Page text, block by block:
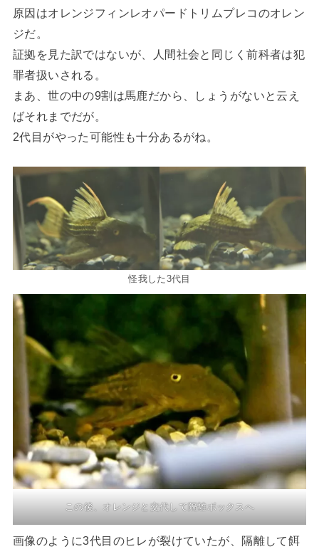
原因はオレンジフィンレオパードトリムプレコのオレン
ジだ。
証拠を見た訳ではないが、人間社会と同じく前科者は犯
罪者扱いされる。
まあ、世の中の9割は馬鹿だから、しょうがないと云え
ばそれまでだが。
2代目がやった可能性も十分あるがね。
怪我した3代目
この後、オレンジと交代して隔離ボックスへ
画像のように3代目のヒレが裂けていたが、隔離して餌